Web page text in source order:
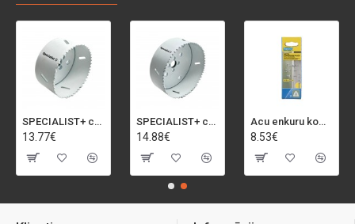
SPECIALIST+ caurumu zāģis BI-METAL, 92 mm
13.77€
SPECIALIST+ caurumu zāģis BI-METAL, 98 mm
14.88€
Acu enkuru komplekts, 3-13 mm, Rapid, 12 gab.
8.53€